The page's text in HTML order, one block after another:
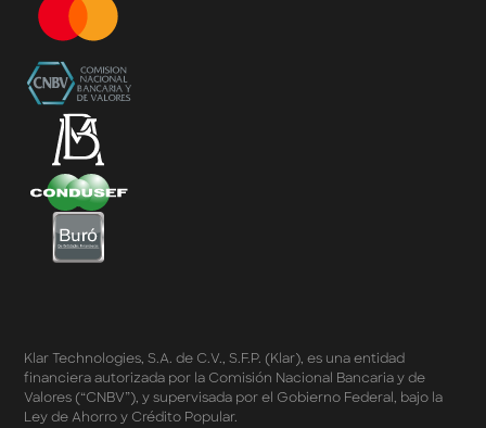
Términos y Condiciones – Diferimiento de Compras
con 0% de Interés Desde App
Términos y Condiciones de Beneficios Uber Card
Powered by Klar
Klarfest - Mayo 2026
Klarfest - Día de las Madres 2026
Compra Mínima Klar Plus - SplitK 0% - Cashback
Starbucks 50% - Cashback 20% Décima Compra
Términos y Condiciones - Cashback Primera Compra
en Apple Pay
Términos y Condiciones - Mastercard te lleva a la
Términos y Condiciones – Fechas Dobles “3 de 3” 2026
Mercado Libre
Términos y Condiciones - Reducción Tasa de Interés en
Klar Technologies, S.A. de C.V., S.F.P. (Klar), es una entidad
financiera autorizada por la Comisión Nacional Bancaria y de
Valores (“CNBV”), y supervisada por el Gobierno Federal, bajo la
Ley de Ahorro y Crédito Popular.